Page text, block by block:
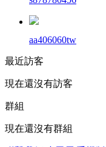
aa406060tw
最近訪客
現在還沒有訪客
群組
現在還沒有群組